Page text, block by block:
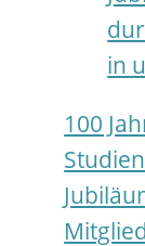
100